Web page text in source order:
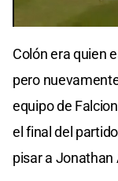
seconds
of
seconds
Colón era quien
pero
equipo de
el final del
pisar a Jonathan